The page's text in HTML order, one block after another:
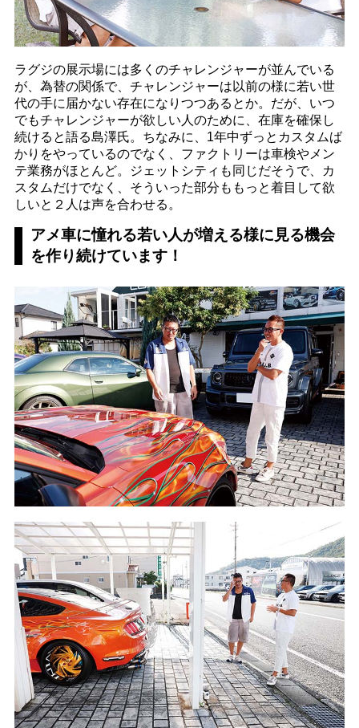
ラグジの展示場には多くのチャレンジャーが並んでいる
が、為替の関係で、チャレンジャーは以前の様に若い世
代の手に届かない存在になりつつあるとか。だが、いつ
でもチャレンジャーが欲しい人のために、在庫を確保し
続けると語る島澤氏。ちなみに、1年中ずっとカスタムば
かりをやっているのでなく、ファクトリーは車検やメン
テ業務がほとんど。ジェットシティも同じだそうで、カ
スタムだけでなく、そういった部分ももっと着目して欲
しいと２人は声を合わせる。
アメ車に憧れる若い人が増える様に見る機会
を作り続けています！